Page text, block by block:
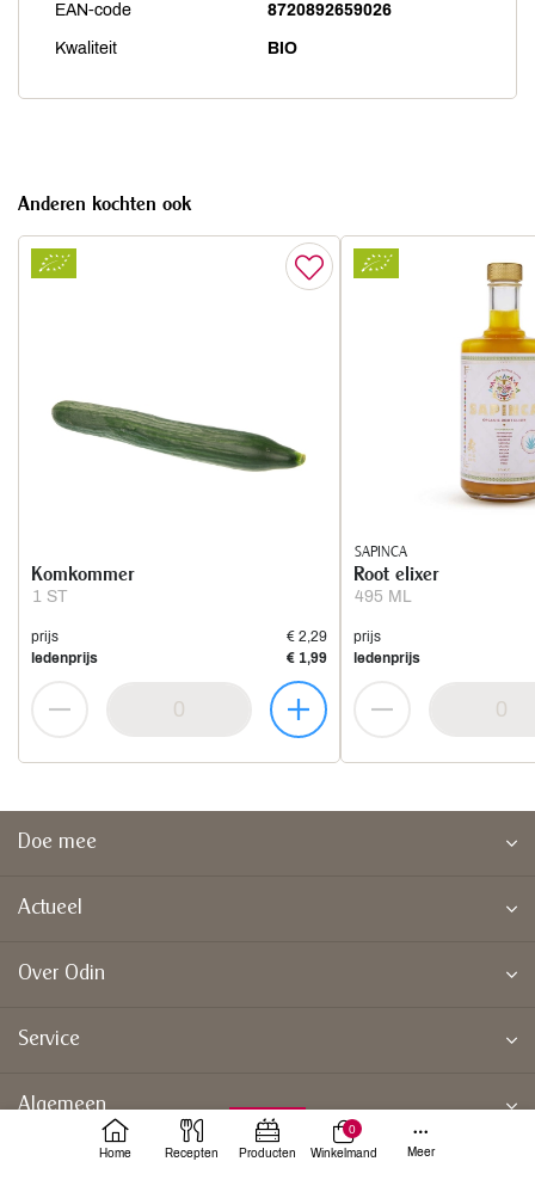
EAN-code 8720892659026
Kwaliteit BIO
Anderen kochten ook
1 ST
Komkommer
prijs
€ 2,29
ledenprijs
€ 1,99
SAPINCA
495 ML
Root elixer
prijs
ledenprijs
Doe mee
Actueel
Over Odin
Service
Algemeen
Home Recepten Producten
0
Winkelmand
Meer